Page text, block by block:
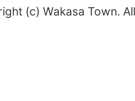
(c) Wakasa Town.